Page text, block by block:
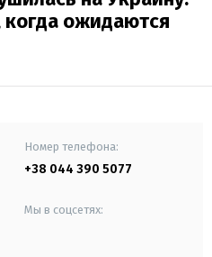
когда ожидаются
Номер телефона:
+38 044 390 5077
Мы в соцсетях: